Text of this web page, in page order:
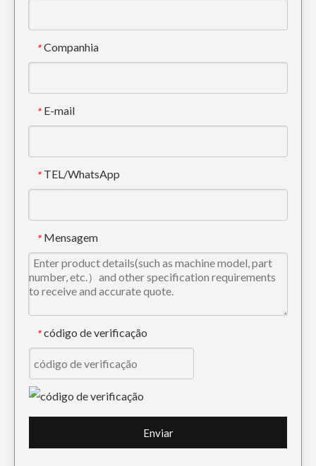
* Companhia
* E-mail
* TEL/WhatsApp
* Mensagem
* código de verificação
Enviar